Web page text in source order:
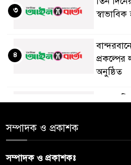
স্বাভাবিক
৩
প্রকল্পের
অনুষ্ঠিত
৪
৬
সম্পাদক ও প্রকাশক
সম্পাদক ও প্রকাশকঃ